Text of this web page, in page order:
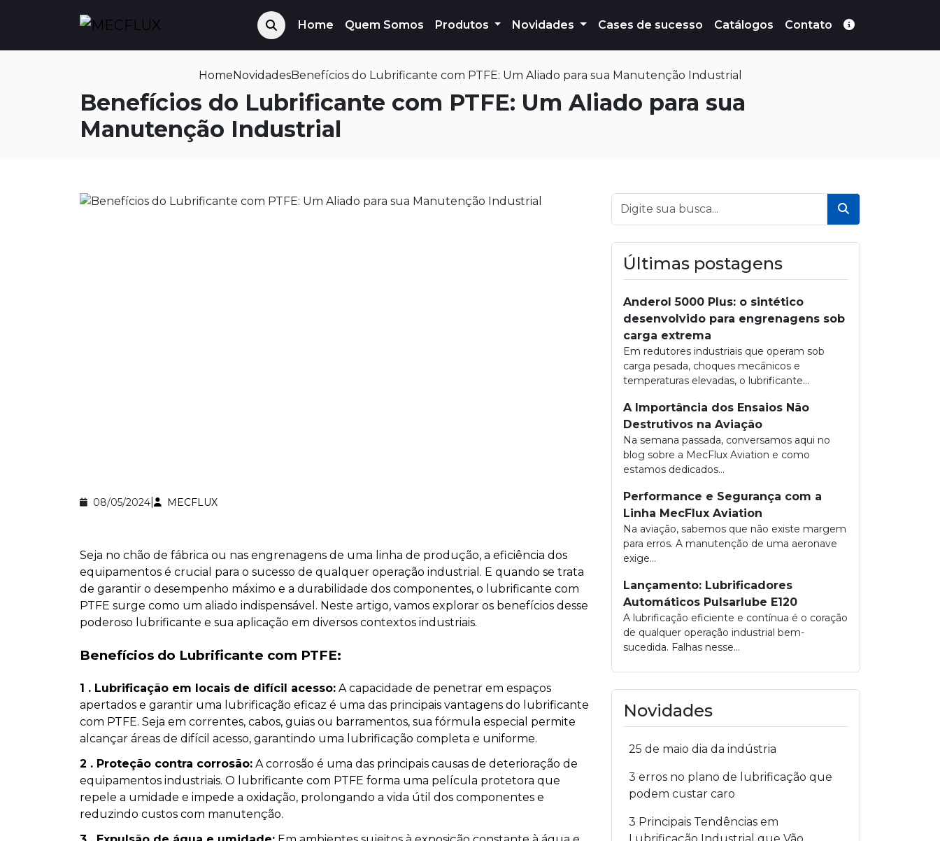
Home Quem Somos Produtos Novidades Cases de sucesso Catálogos Contato
HomeNovidadesBenefícios do Lubrificante com PTFE: Um Aliado para sua Manutenção Industrial
Benefícios do Lubrificante com PTFE: Um Aliado para sua
Manutenção Industrial
08/05/2024 MECFLUX
Seja no chão de fábrica ou nas engrenagens de uma linha de produção, a eficiência dos
equipamentos é crucial para o sucesso de qualquer operação industrial. E quando se trata
de garantir o desempenho máximo e a durabilidade dos componentes, o lubrificante com
PTFE surge como um aliado indispensável. Neste artigo, vamos explorar os benefícios desse
poderoso lubrificante e sua aplicação em diversos contextos industriais.
Benefícios do Lubrificante com PTFE:
1 . Lubrificação em locais de difícil acesso: A capacidade de penetrar em espaços
apertados e garantir uma lubrificação eficaz é uma das principais vantagens do lubrificante
com PTFE. Seja em correntes, cabos, guias ou barramentos, sua fórmula especial permite
alcançar áreas de difícil acesso, garantindo uma lubrificação completa e uniforme.
2 . Proteção contra corrosão: A corrosão é uma das principais causas de deterioração de
equipamentos industriais. O lubrificante com PTFE forma uma película protetora que
repele a umidade e impede a oxidação, prolongando a vida útil dos componentes e
reduzindo custos com manutenção.
Buscar
Últimas postagens
Anderol 5000 Plus: o sintético
desenvolvido para engrenagens sob
carga extrema
Em redutores industriais que operam sob
carga pesada, choques mecânicos e
temperaturas elevadas, o lubrificante...
A Importância dos Ensaios Não
Destrutivos na Aviação
Na semana passada, conversamos aqui no
blog sobre a MecFlux Aviation e como
estamos dedicados...
Performance e Segurança com a
Linha MecFlux Aviation
Na aviação, sabemos que não existe margem
para erros. A manutenção de uma aeronave
exige...
Lançamento: Lubrificadores
Automáticos Pulsarlube E120
A lubrificação eficiente e contínua é o coração
de qualquer operação industrial bem-
sucedida. Falhas nesse...
Novidades
25 de maio dia da indústria
3 erros no plano de lubrificação que
podem custar caro
3 Principais Tendências em